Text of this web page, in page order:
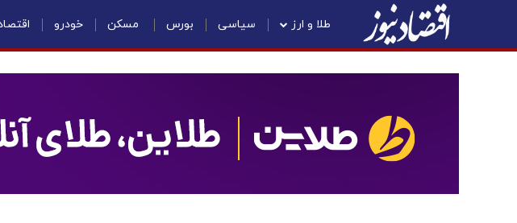
طلا و ارز سیاسی بورس مسکن خودرو